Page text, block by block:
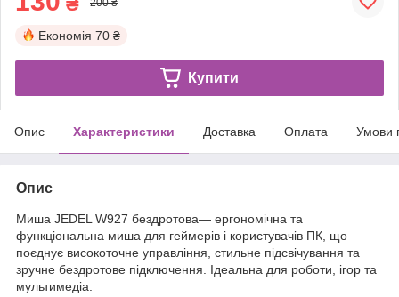
Економія 70 ₴
Купити
Опис Характеристики Доставка Оплата Умови
Опис
Миша JEDEL W927 бездротова— ергономічна та
функціональна миша для геймерів і користувачів ПК, що
поєднує високоточне управління, стильне підсвічування та
зручне бездротове підключення. Ідеальна для роботи, ігор та
мультимедіа.